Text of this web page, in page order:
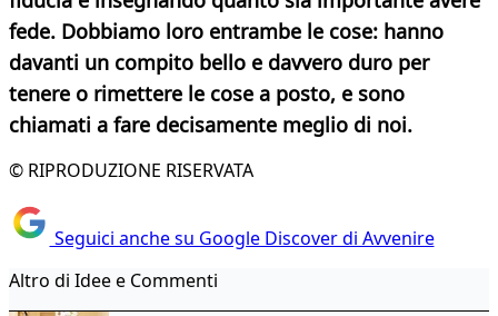
fede. Dobbiamo loro entrambe le cose: hanno
davanti un compito bello e davvero duro per
tenere o rimettere le cose a posto, e sono
chiamati a fare decisamente meglio di noi.
© RIPRODUZIONE RISERVATA
Seguici anche su Google Discover di Avvenire
Altro di Idee e Commenti